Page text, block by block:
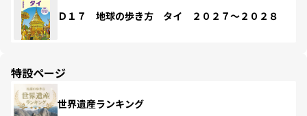
Ｄ１７ 地球の歩き方 タイ ２０２７～２０２８
特設ページ
世界遺産ランキング